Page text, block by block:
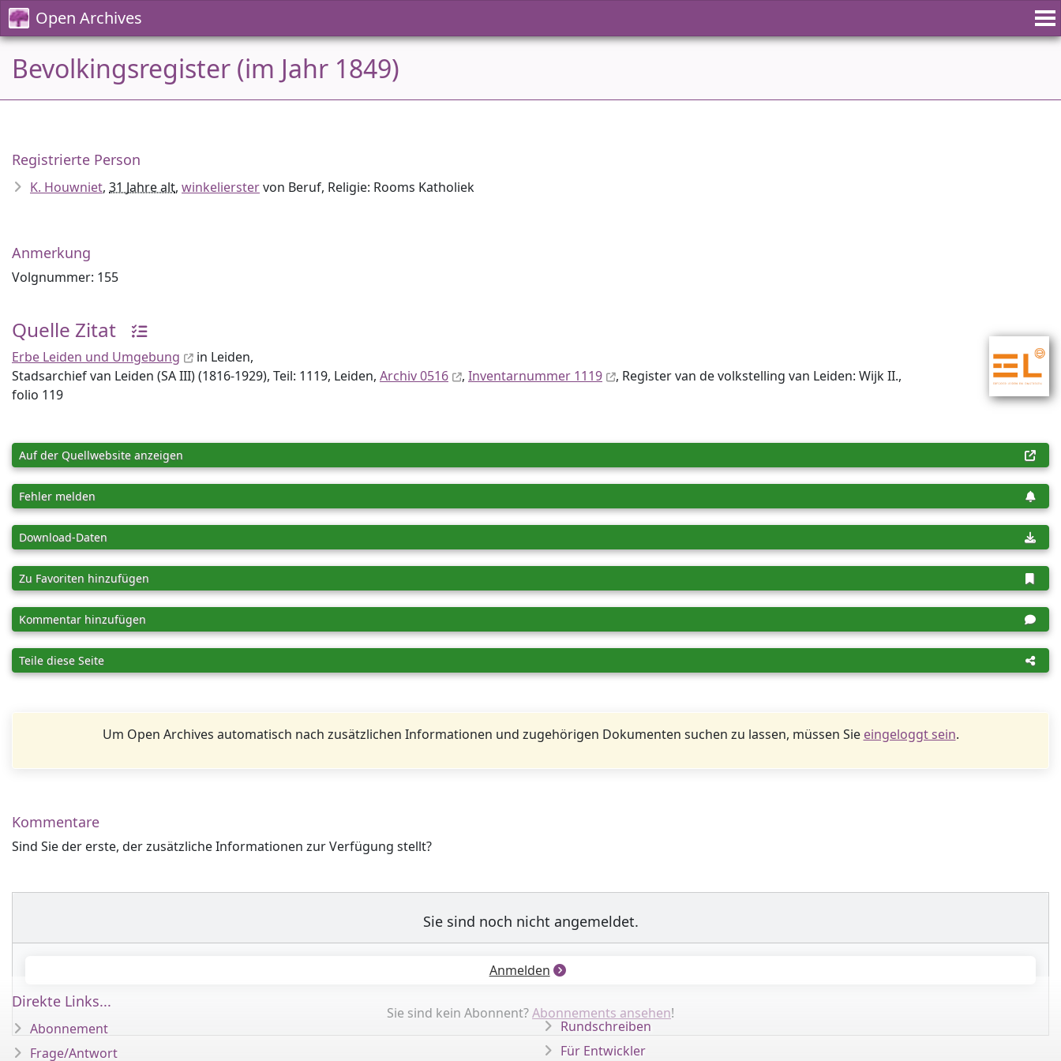
Open Archives
Bevolkingsregister (im Jahr 1849)
Registrierte Person
K. Houwniet, 31 Jahre alt, winkelierstervon Beruf, Religie: Rooms Katholiek
Anmerkung
Volgnummer: 155
Quelle Zitat
Erbe Leiden und Umgebung
in Leiden,
Stadsarchief van Leiden (SA III) (1816-1929), Teil: 1119, Leiden, Archiv 0516 , Inventar­nummer 1119
, Register van de volkstelling van Leiden: Wijk II.,
folio 119
Auf der Quellwebsite anzeigen
Fehler melden
Download-Daten
Zu Favoriten hinzufügen
Kommentar hinzufügen
Teile diese Seite
Um Open Archives automatisch nach zusätzlichen Informationen und zugehörigen Dokumenten suchen zu lassen, müssen Sie eingeloggt sein.
Kommentare
Sind Sie der erste, der zusätzliche Informationen zur Verfügung stellt?
Sie sind noch nicht angemeldet.
Anmelden
Sie sind kein Abonnent?Abonnements ansehen!
Direkte Links...
Abonnement
Frage/Antwort
Rundschreiben
Für Entwickler